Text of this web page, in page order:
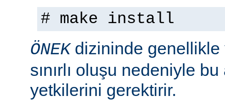
# make install
ÖNEKdizininde genellikle
sınırlı oluşu nedeniyle
yetkilerini gerektirir.